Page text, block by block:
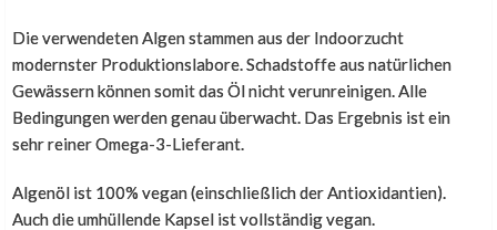
Die verwendeten Algen stammen aus der Indoorzucht
modernster Produktionslabore. Schadstoffe aus natürlichen
Gewässern können somit das Öl nicht verunreinigen. Alle
Bedingungen werden genau überwacht. Das Ergebnis ist ein
sehr reiner Omega-3-Lieferant.
Algenöl ist 100% vegan (einschließlich der Antioxidantien).
Auch die umhüllende Kapsel ist vollständig vegan.